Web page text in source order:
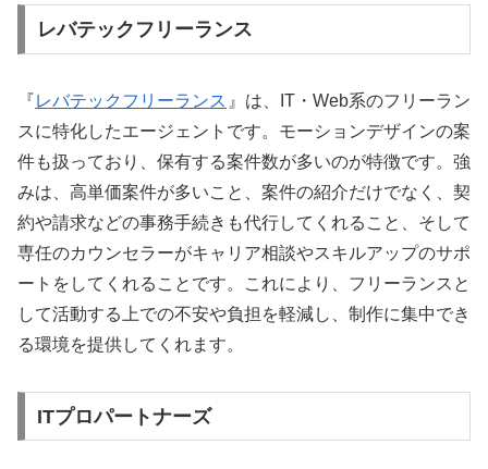
レバテックフリーランス
『レバテックフリーランス 』は、IT・Web系のフリーラン
スに特化したエージェントです。モーションデザインの案
件も扱っており、保有する案件数が多いのが特徴です。強
みは、高単価案件が多いこと、案件の紹介だけでなく、契
約や請求などの事務手続きも代行してくれること、そして
専任のカウンセラーがキャリア相談やスキルアップのサポ
ートをしてくれることです。これにより、フリーランスと
して活動する上での不安や負担を軽減し、制作に集中でき
る環境を提供してくれます。
ITプロパートナーズ